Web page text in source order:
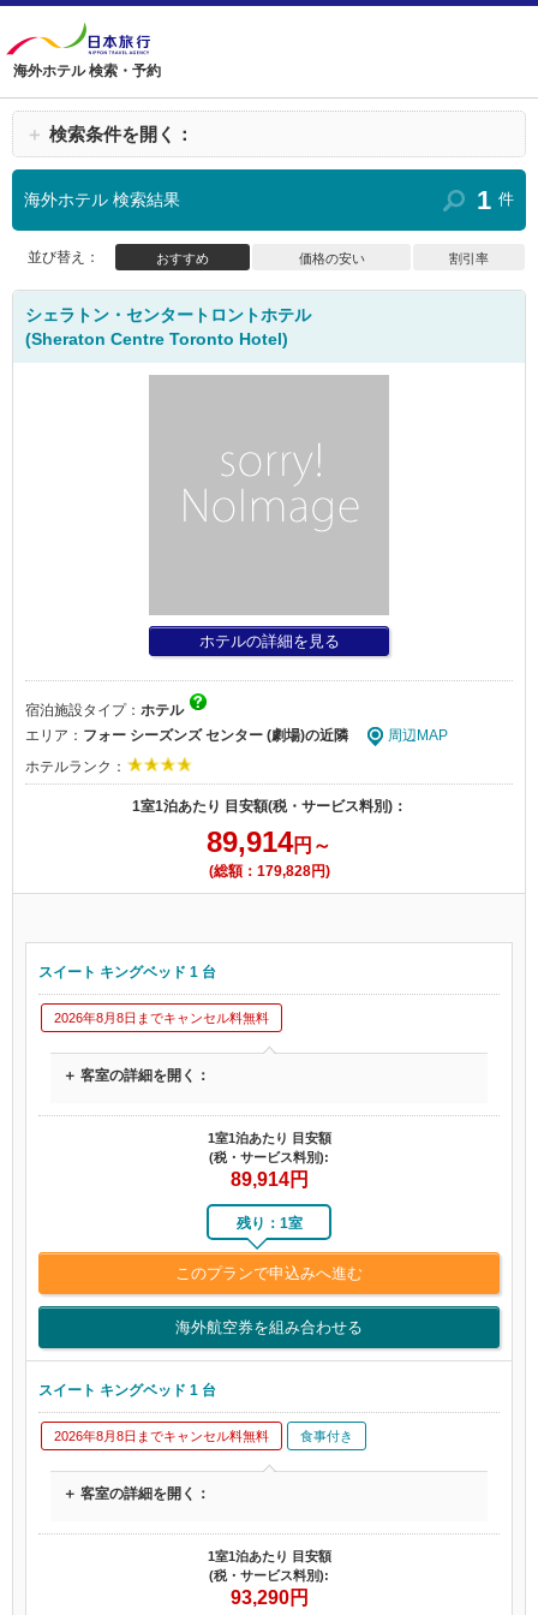
海外ホテル 検索・予約
＋ 検索条件を開く：
海外ホテル 検索結果 1 件
並び替え： おすすめ 価格の安い 割引率
シェラトン・センタートロントホテル
(Sheraton Centre Toronto Hotel)
ホテルの詳細を見る
宿泊施設タイプ： ホテル
エリア： フォー シーズンズ センター (劇場)の近隣
周辺MAP
ホテルランク：
1室1泊あたり 目安額(税・サービス料別)：
89,914円～
(総額：179,828円)
スイート キングベッド 1 台
2026年8月8日までキャンセル料無料
＋ 客室の詳細を開く：
1室1泊あたり 目安額
(税・サービス料別):
89,914円
残り：1室
このプランで申込みへ進む
海外航空券を組み合わせる
スイート キングベッド 1 台
2026年8月8日までキャンセル料無料 食事付き
＋ 客室の詳細を開く：
1室1泊あたり 目安額
(税・サービス料別):
93,290円